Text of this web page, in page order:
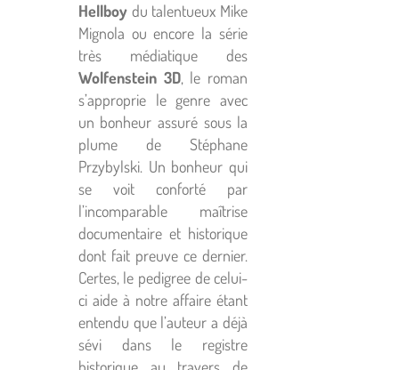
Hellboy du talentueux Mike
Mignola ou encore la série
très médiatique des
Wolfenstein 3D, le roman
s’approprie le genre avec
un bonheur assuré sous la
plume de Stéphane
Przybylski. Un bonheur qui
se voit conforté par
l’incomparable maîtrise
documentaire et historique
dont fait preuve ce dernier.
Certes, le pedigree de celui-
ci aide à notre affaire étant
entendu que l’auteur a déjà
sévi dans le registre